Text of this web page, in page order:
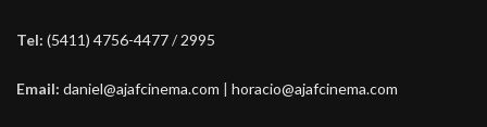
Tel: (5411) 4756-4477/2995
Email: daniel@ajafcinema.com | horacio@ajafcinema.com